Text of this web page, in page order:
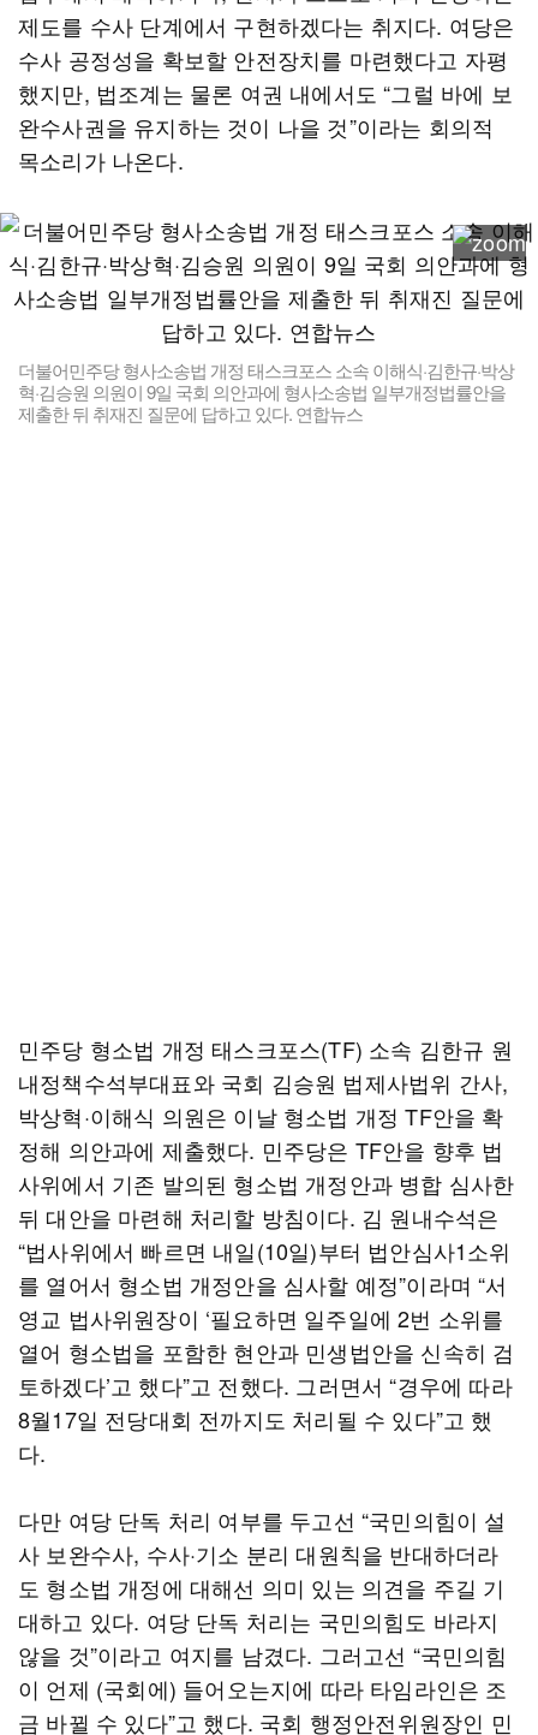
제도를 수사 단계에서 구현하겠다는 취지다. 여당은
수사 공정성을 확보할 안전장치를 마련했다고 자평
했지만, 법조계는 물론 여권 내에서도 “그럴 바에 보
완수사권을 유지하는 것이 나을 것”이라는 회의적
목소리가 나온다.
더불어민주당 형사소송법 개정 태스크포스 소속 이해식·김한규·박상
혁·김승원 의원이 9일 국회 의안과에 형사소송법 일부개정법률안을
제출한 뒤 취재진 질문에 답하고 있다. 연합뉴스
민주당 형소법 개정 태스크포스(TF) 소속 김한규 원
내정책수석부대표와 국회 김승원 법제사법위 간사,
박상혁·이해식 의원은 이날 형소법 개정 TF안을 확
정해 의안과에 제출했다. 민주당은 TF안을 향후 법
사위에서 기존 발의된 형소법 개정안과 병합 심사한
뒤 대안을 마련해 처리할 방침이다. 김 원내수석은
“법사위에서 빠르면 내일(10일)부터 법안심사1소위
를 열어서 형소법 개정안을 심사할 예정”이라며 “서
영교 법사위원장이 ‘필요하면 일주일에 2번 소위를
열어 형소법을 포함한 현안과 민생법안을 신속히 검
토하겠다’고 했다”고 전했다. 그러면서 “경우에 따라
8월17일 전당대회 전까지도 처리될 수 있다”고 했
다.
다만 여당 단독 처리 여부를 두고선 “국민의힘이 설
사 보완수사, 수사·기소 분리 대원칙을 반대하더라
도 형소법 개정에 대해선 의미 있는 의견을 주길 기
대하고 있다. 여당 단독 처리는 국민의힘도 바라지
않을 것”이라고 여지를 남겼다. 그러고선 “국민의힘
이 언제 (국회에) 들어오는지에 따라 타임라인은 조
금 바뀔 수 있다”고 했다. 국회 행정안전위원장인 민